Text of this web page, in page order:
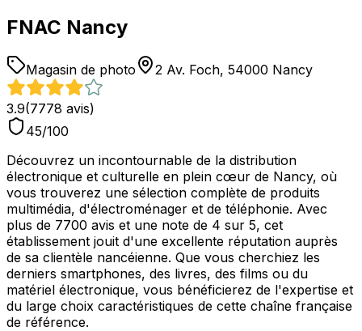
FNAC Nancy
Magasin de photo 2 Av. Foch, 54000 Nancy
3.9(7778 avis)
45/100
Découvrez un incontournable de la distribution
électronique et culturelle en plein cœur de Nancy, où
vous trouverez une sélection complète de produits
multimédia, d'électroménager et de téléphonie. Avec
plus de 7700 avis et une note de 4 sur 5, cet
établissement jouit d'une excellente réputation auprès
de sa clientèle nancéienne. Que vous cherchiez les
derniers smartphones, des livres, des films ou du
matériel électronique, vous bénéficierez de l'expertise et
du large choix caractéristiques de cette chaîne française
de référence.